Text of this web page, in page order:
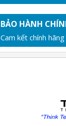
BẢO HÀNH
Cam kết chính hãng